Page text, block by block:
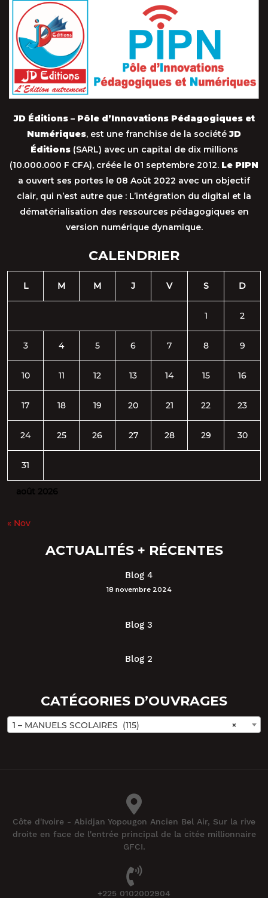
JD Éditions – Pôle d’Innovations Pédagogiques et
Numériques, est une franchise de la sociétéJD
Éditions(SARL) avec un capital de dix millions
(10.000.000 F CFA), créée le 01 septembre 2012. Le PIPN
a ouvert ses portes le 08 Août 2022 avec un objectif
clair, qui n’est autre que : L’intégration du digital et la
dématérialisation des ressources pédagogiques en
version numérique dynamique.
CALENDRIER
août 2026
L M M J V S D
1 2
3 4 5 6 7 8 9
10 11 12 13 14 15 16
17 18 19 20 21 22 23
24 25 26 27 28 29 30
31
« Nov
ACTUALITÉS + RÉCENTES
Blog 4
18 novembre 2024
Blog 3
Blog 2
CATÉGORIES D’OUVRAGES
×
1 – MANUELS SCOLAIRES (115)
Côte d'Ivoire - Abidjan Yopougon Ancien Bel Air, Sur la rive
droite en face de l'entrée principal de la citée millionnaire
GFCI.
+225 0102002904